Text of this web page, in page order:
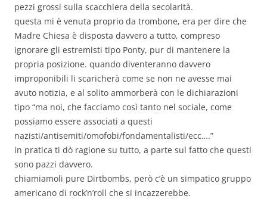
pezzi grossi sulla scacchiera della secolarità.
questa mi è venuta proprio da trombone, era per dire che
Madre Chiesa è disposta davvero a tutto, compreso
ignorare gli estremisti tipo Ponty, pur di mantenere la
propria posizione. quando diventeranno davvero
improponibili li scaricherà come se non ne avesse mai
avuto notizia, e al solito ammorberà con le dichiarazioni
tipo “ma noi, che facciamo così tanto nel sociale, come
possiamo essere associati a questi
nazisti/antisemiti/omofobi/fondamentalisti/ecc….”
in pratica ti dò ragione su tutto, a parte sul fatto che questi
sono pazzi davvero.
chiamiamoli pure Dirtbombs, però c’è un simpatico gruppo
americano di rock’n’roll che si incazzerebbe.